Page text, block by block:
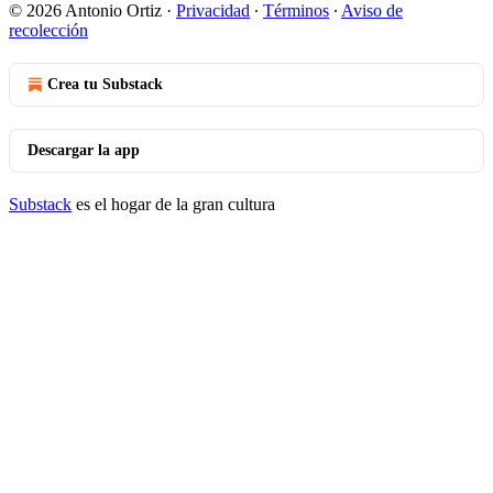
© 2026 Antonio Ortiz · Privacidad ∙ Términos ∙ Aviso de
recolección
Crea tu Substack
Descargar la app
Substack es el hogar de la gran cultura